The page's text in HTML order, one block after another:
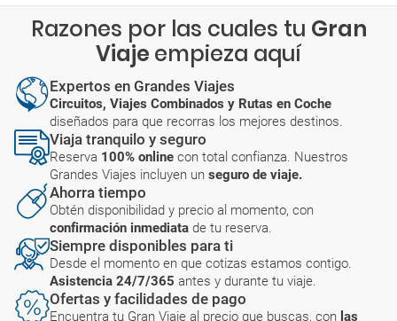
Razones por las cuales tu Gran
Viaje empieza aquí
Expertos en Grandes Viajes
Circuitos, Viajes Combinados y Rutas en Coche
diseñados para que recorras los mejores destinos.
Viaja tranquilo y seguro
Reserva 100% online con total confianza. Nuestros
Grandes Viajes incluyen un seguro de viaje.
Ahorra tiempo
Obtén disponibilidad y precio al momento, con
confirmación inmediata de tu reserva.
Siempre disponibles para ti
Desde el momento en que cotizas estamos contigo.
Asistencia 24/7/365 antes y durante tu viaje.
Ofertas y facilidades de pago
Encuentra tu Gran Viaje al precio que buscas, con las